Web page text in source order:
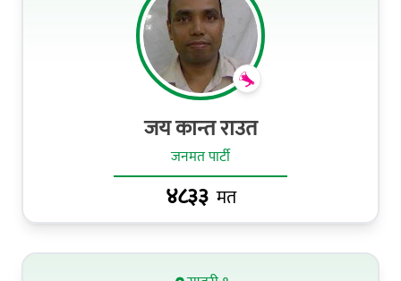
जय कान्त राउत
जनमत पार्टी
४८३३ मत